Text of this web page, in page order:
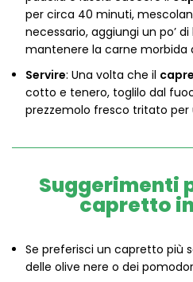
per circa 40 minuti,
necessario, aggiungi un po’
mantenere la carne morbida
Servire: Una volta che il
cotto e tenero, toglilo dal
prezzemolo fresco tritato
Suggerimenti
capretto
Se preferisci un capretto più
delle olive nere o dei